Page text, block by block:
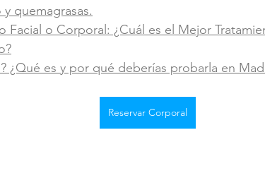
quemagrasas.
Facial o Corporal: ¿Cuál es el Mejor
¿Qué es y por qué deberías probarla en
Reservar Corporal